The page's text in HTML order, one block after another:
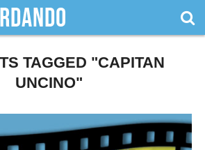
TAGGED "CAPITAN
UNCINO"